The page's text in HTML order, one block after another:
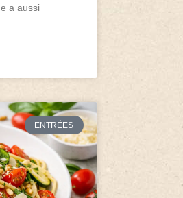
a aussi
ENTRÉES